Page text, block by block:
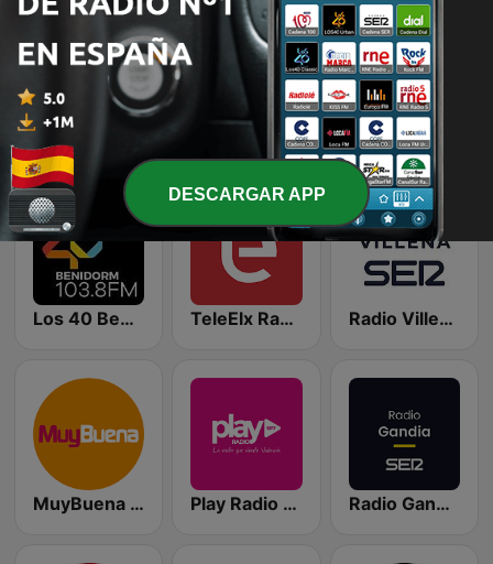
Remember Vip Dance
Los 40 Benidorm TeleElx Radio Marca Radio Villena SER
MuyBuena - Alicante Play Radio Valencia Radio Gandia SER
DESCARGAR APP